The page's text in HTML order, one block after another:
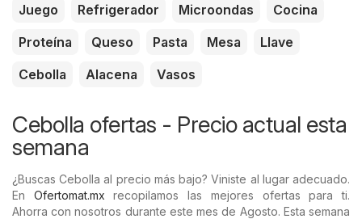
Juego Refrigerador Microondas
Cocina
Proteína
Queso Pasta Mesa
Llave
Cebolla
Alacena Vasos
Cebolla ofertas - Precio actual esta
semana
¿Buscas Cebolla al precio más bajo? Viniste al lugar adecuado.
En Ofertomat.mx recopilamos las mejores ofertas para ti.
Ahorra con nosotros durante este mes de Agosto. Esta semana